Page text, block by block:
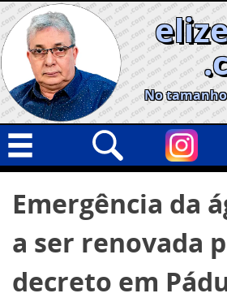
Skip
to
content
No
Geral
Cidades
Política
por:
Emergência da
a ser renovada
decreto em